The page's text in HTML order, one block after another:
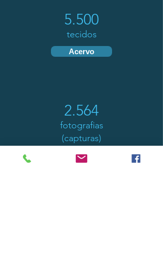
5.500
tecidos
Acervo
2.564
fotografias
(capturas)